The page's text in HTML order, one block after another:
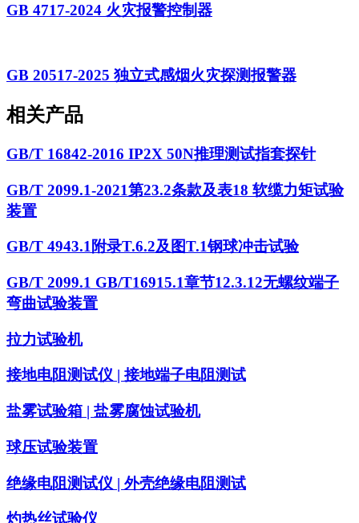
GB 4717-2024 火灾报警控制器
GB 20517-2025 独立式感烟火灾探测报警器
相关产品
GB/T 16842-2016 IP2X 50N推理测试指套探针
GB/T 2099.1-2021第23.2条款及表18 软缆力矩试验
装置
GB/T 4943.1附录T.6.2及图T.1钢球冲击试验
GB/T 2099.1 GB/T16915.1章节12.3.12无螺纹端子
弯曲试验装置
拉力试验机
接地电阻测试仪 | 接地端子电阻测试
盐雾试验箱 | 盐雾腐蚀试验机
球压试验装置
绝缘电阻测试仪 | 外壳绝缘电阻测试
灼热丝试验仪